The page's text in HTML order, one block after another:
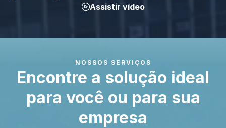
Assistir vídeo
NOSSOS SERVIÇOS
Encontre a solução ideal
para você ou para sua
empresa